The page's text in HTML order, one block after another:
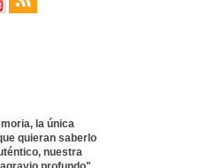
la única
quieran saberlo
nuestra